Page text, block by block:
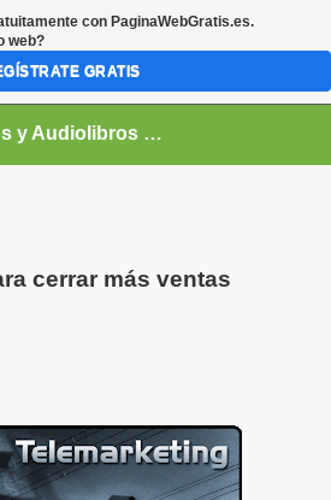
Libros y Audiolibros Para emprendedores
cerrar más ventas
con PaginaWebGratis.es.
web?
GRATIS